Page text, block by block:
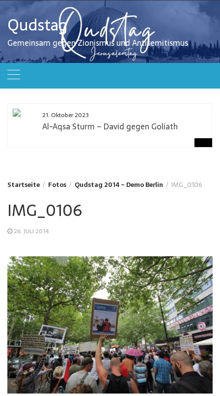
Zum
Inhalt
springen
Qudstag
Gemeinsam gegen Zionismus und Antisemitismus
21. Oktober 2023
Al-Aqsa Sturm – David gegen Goliath
Startseite Fotos Qudstag 2014 – Demo Berlin IMG_0106
IMG_0106
26. JULI 2014